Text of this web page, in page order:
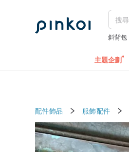
斜背包
主題企劃
配件飾品 服飾配件